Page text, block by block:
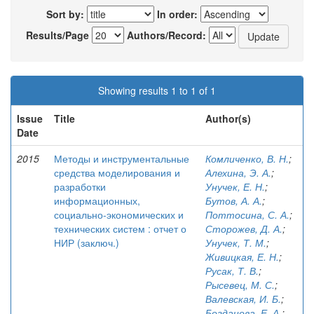
Sort by:
In order:
Results/Page
Authors/Record:
Showing results 1 to 1 of 1
Issue
Date
Title Author(s)
2015
Методы и инструментальные
средства моделирования и
разработки
информационных,
социально-экономических и
технических систем : отчет о
НИР (заключ.)
Комличенко, В. Н.;
Алехина, Э. А.;
Унучек, Е. Н.;
Бутов, А. А.;
Поттосина, С. А.;
Сторожев, Д. А.;
Унучек, Т. М.;
Живицкая, Е. Н.;
Русак, Т. В.;
Рысевец, М. С.;
Валевская, И. Б.;